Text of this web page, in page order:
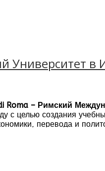
School
в
Roma – Римский
с целью создания
перевода и